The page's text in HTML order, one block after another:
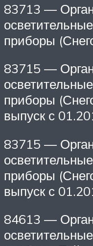
83713 —
приборы
83715 —
приборы
выпуск с
83715 —
приборы
выпуск с
84613 —